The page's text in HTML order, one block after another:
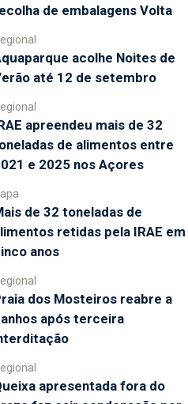
de embalagens Volta
acolhe Noites de
até 12 de setembro
apreendeu mais de 32
de alimentos entre
e 2025 nos Açores
de 32 toneladas de
retidas pela IRAE em
anos
dos Mosteiros reabre a
após terceira
apresentada fora do